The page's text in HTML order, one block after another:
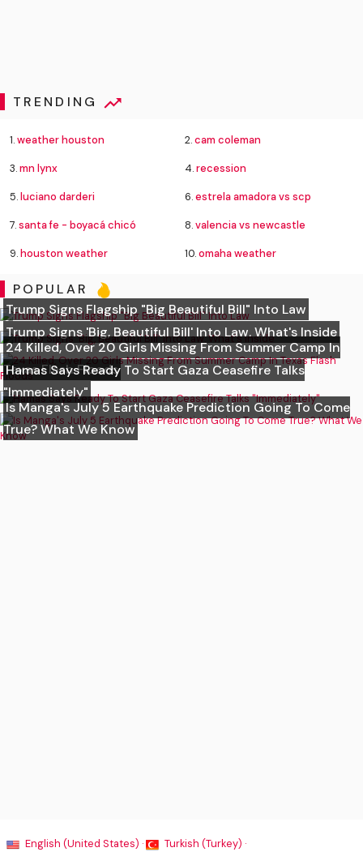
TRENDING
1.weather houston 2.cam coleman
3.mn lynx 4.recession
5.luciano darderi 6.estrela amadora vs scp
7.santa fe - boyacá chicó 8.valencia vs newcastle
9.houston weather 10.omaha weather
POPULAR
Trump Signs Flagship "Big Beautiful Bill" Into Law
Trump Signs 'Big, Beautiful Bill' Into Law. What's Inside
24 Killed, Over 20 Girls Missing From Summer Camp In
Texas Flash Floods
Hamas Says Ready To Start Gaza Ceasefire Talks
"Immediately"
Is Manga's July 5 Earthquake Prediction Going To Come
True? What We Know
English (United States) ·
Turkish (Turkey) ·